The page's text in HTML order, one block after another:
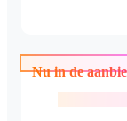
Nu in de